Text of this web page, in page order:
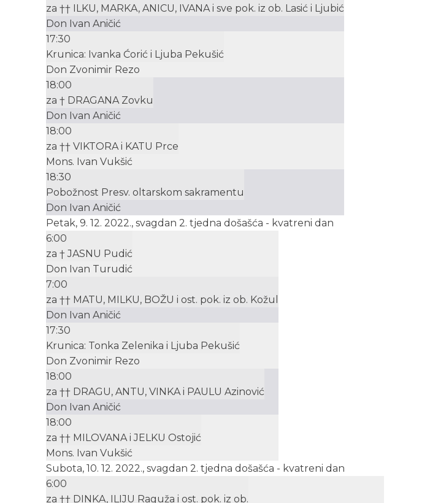
za †† ILKU, MARKA, ANICU, IVANA i sve pok. iz ob. Lasić i Ljubić
Don Ivan Aničić
17:30
Krunica: Ivanka Ćorić i Ljuba Pekušić
Don Zvonimir Rezo
18:00
za † DRAGANA Zovku
Don Ivan Aničić
18:00
za †† VIKTORA i KATU Prce
Mons. Ivan Vukšić
18:30
Pobožnost Presv. oltarskom sakramentu
Don Ivan Aničić
Petak, 9. 12. 2022., svagdan 2. tjedna došašća - kvatreni dan
6:00
za † JASNU Pudić
Don Ivan Turudić
7:00
za †† MATU, MILKU, BOŽU i ost. pok. iz ob. Kožul
Don Ivan Aničić
17:30
Krunica: Tonka Zelenika i Ljuba Pekušić
Don Zvonimir Rezo
18:00
za †† DRAGU, ANTU, VINKA i PAULU Azinović
Don Ivan Aničić
18:00
za †† MILOVANA i JELKU Ostojić
Mons. Ivan Vukšić
Subota, 10. 12. 2022., svagdan 2. tjedna došašća - kvatreni dan
6:00
za †† DINKA, ILIJU Raguža i ost. pok. iz ob.